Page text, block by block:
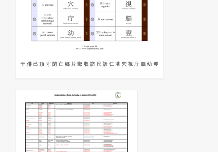
干 俳 己 頂 寸 閉 亡 郷 片 郵 収 訪 尺 訳 仁 著 穴 視 庁 脳 幼 翌